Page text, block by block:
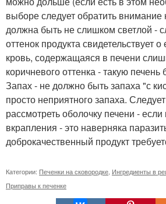
выборе следует обратить внимание
должна быть не слишком светлой -
оттенок продукта свидетельствует
кровь, содержащаяся в печени
коричневого оттенка - такую печень
Запах - не должно быть запаха "с
просто неприятного запаха.
рассмотреть оболочку печени -
вкрапления - это наверняка
доброкачественный продукт
Категории: Печенки на сковородке Ингредиенты в
Приправы к печенке